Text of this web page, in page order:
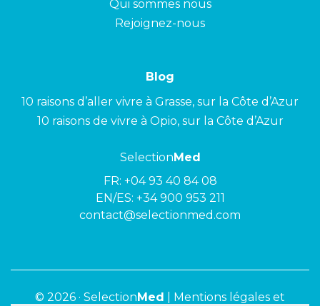
Qui sommes nous
Rejoignez-nous
Blog
10 raisons d’aller vivre à Grasse, sur la Côte d’Azur
10 raisons de vivre à Opio, sur la Côte d’Azur
SelectionMed
FR: +04 93 40 84 08
EN/ES: +34 900 953 211
contact@selectionmed.com
© 2026 · SelectionMed Mentions légales et